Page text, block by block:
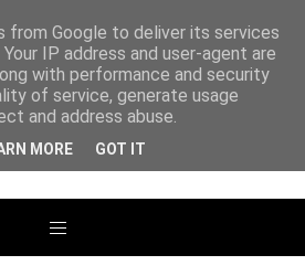
TENGLER
from Google to deliver its services
IP address and user-agent are
with performance and security
of service, generate usage
and address abuse.
MORE GOT IT